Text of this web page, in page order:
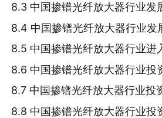
8.3 中国掺镨光纤放大器行业发
8.4 中国掺镨光纤放大器行业发
8.5 中国掺镨光纤放大器行业进
8.6 中国掺镨光纤放大器行业投
8.7 中国掺镨光纤放大器行业投
8.8 中国掺镨光纤放大器行业投